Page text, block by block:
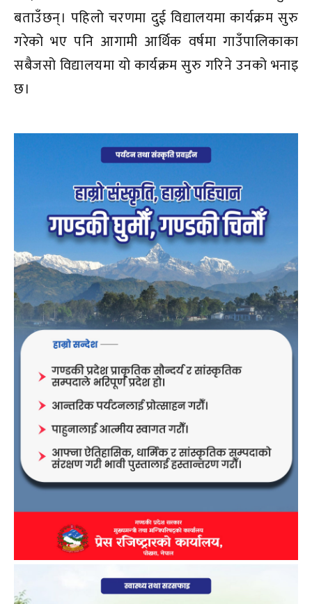
बताउँछन्। पहिलो चरणमा दुई विद्यालयमा कार्यक्रम सुरु
गरेको भए पनि आगामी आर्थिक वर्षमा गाउँपालिकाका
सबैजसो विद्यालयमा यो कार्यक्रम सुरु गरिने उनको भनाइ
छ।